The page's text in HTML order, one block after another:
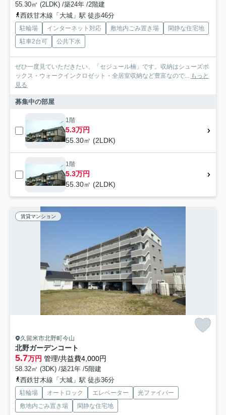
55.30㎡ (2LDK) /築24年 /2階建
西鉄甘木線「大城」駅 徒歩46分
駐輪場 インターネット対応 敷地内ごみ置き場
閑静な住宅地
駐車2台可
公共下水
ぜひ一度見ていただきたい、「セジュール楠」です。収納はシューズボ
ックス・ウォークインクロゼット・全居室収納など豊富なので... もっと
見る
募集中の部屋
1階
5.3万円
55.30㎡ (2LDK)
1階
5.3万円
55.30㎡ (2LDK)
賃貸マンション
久留米市北野町今山
北野ガーデンコート
5.7万円 管理/共益費4,000円
58.32㎡ (3DK) /築21年 /5階建
西鉄甘木線「大城」駅 徒歩36分
駐輪場 オートロック エレベーター
光ファイバー
敷地内ごみ置き場
閑静な住宅地